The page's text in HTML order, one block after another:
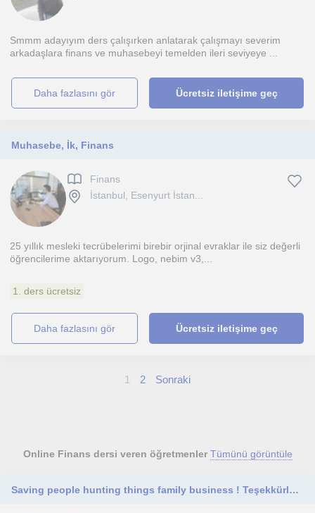
Smmm adayıyım ders çalışırken anlatarak çalışmayı severim
arkadaşlara finans ve muhasebeyi temelden ileri seviyeye ...
daha fazlasını gör Ücretsiz iletişime geç
Muhasebe, İk, Finans
Finans
İstanbul, Esenyurt İstan...
25 yıllık mesleki tecrübelerimi birebir orjinal evraklar ile siz değerli
öğrencilerime aktarıyorum. Logo, nebim v3,...
1. ders ücretsiz
daha fazlasını gör Ücretsiz iletişime geç
1 2 Sonraki
Online Finans dersi veren öğretmenler Tümünü görüntüle
Saving people hunting things family business ! Teşekkürler :)